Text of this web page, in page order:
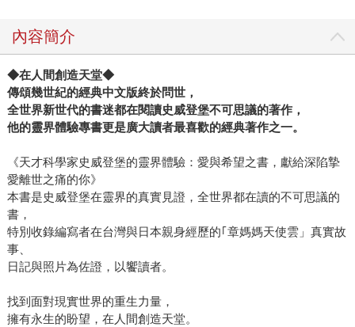
內容簡介
◆在人間創造天堂◆
傳頌幾世紀的經典中文版終於問世，
全世界新世代的書迷都在閱讀史威登堡不可思議的著作，
他的靈界體驗專書更是廣大讀者最喜歡的經典著作之一。
《天才科學家史威登堡的靈界體驗：愛與希望之書，獻給深陷摯
愛離世之痛的你》
本書是史威登堡在靈界的真實見證，全世界都在讀的不可思議的
書，
特別收錄編寫者在台灣與日本親身經歷的｢章媽媽天使雲」真實故
事、
日記與照片為佐證，以饗讀者。
找到面對現實世界的重生力量，
擁有永生的盼望，在人間創造天堂。